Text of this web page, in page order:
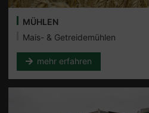
MÜHLEN
Mais- & Getreidemühlen
mehr erfahren